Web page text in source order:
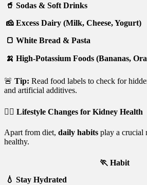
🥤 Sodas & Soft Drinks
🧀 Excess Dairy (Milk, Cheese, Yogurt)
🍞 White Bread & Pasta
🍌 High-Potassium Foods (Bananas,
🚨 Tip: Read food labels to check for
and artificial additives.
🏃‍♂️ Lifestyle Changes for Kidney Health
Apart from diet, daily habits play a crucial
healthy.
🏃 Habit
💧 Stay Hydrated